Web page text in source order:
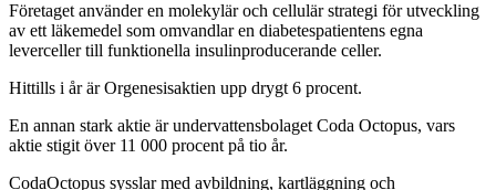
Företaget använder en molekylär och cellulär strategi för utveckling
av ett läkemedel som omvandlar en diabetespatientens egna
leverceller till funktionella insulinproducerande celler.
Hittills i år är Orgenesisaktien upp drygt 6 procent.
En annan stark aktie är undervattensbolaget Coda Octopus, vars
aktie stigit över 11 000 procent på tio år.
CodaOctopus sysslar med avbildning, kartläggning och